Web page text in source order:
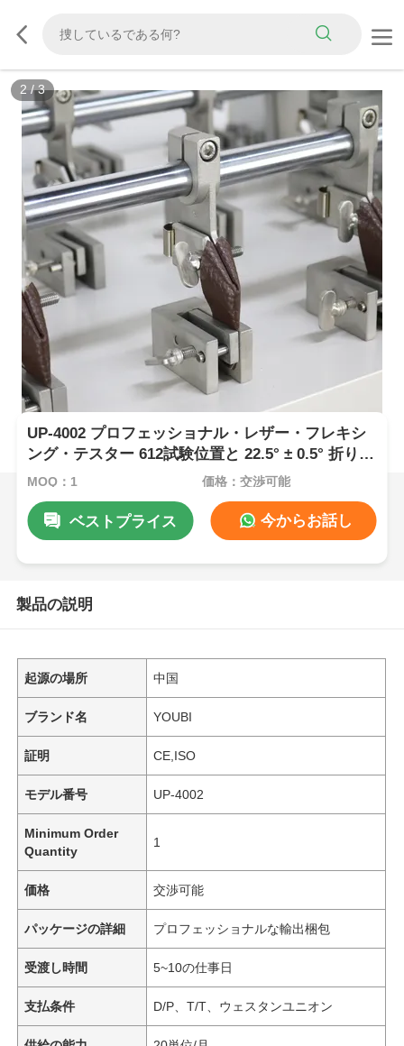
2 /3
UP-4002 プロフェッショナル・レザー・フレキシ
ング・テスター 612試験位置と 22.5° ± 0.5° 折りた
たみ角を 70 ± 5 x 45 ± 5 mm 標本で設定する.
MOQ：1 価格：交渉可能
ベストプライス 今からお話し
製品の説明
起源の場所 中国
ブランド名 YOUBI
証明 CE,ISO
モデル番号 UP-4002
Minimum Order
Quantity
1
価格 交渉可能
パッケージの詳細 プロフェッショナルな輸出梱包
受渡し時間 5~10の仕事日
支払条件 D/P、T/T、ウェスタンユニオン